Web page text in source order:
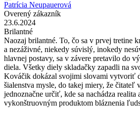
Patrícia Neupauerová
Overený zákazník
23.6.2024
Brilantné
Naozaj brilantné. To, čo sa v prvej tretine
a nezáživné, niekedy súvislý, inokedy
hlavnej postavy, sa v závere pretavilo do
diela. Všetky diely skladačky zapadli na
Kováčik dokázal svojimi slovami vytvoriť
šialenstva mysle, do takej miery, že čitateľ
jednoznačne určiť, kde sa nachádza realita
vykonštruovným produktom bláznenia